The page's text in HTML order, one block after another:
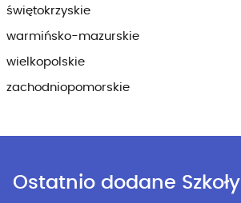
świętokrzyskie
warmińsko-mazurskie
wielkopolskie
zachodniopomorskie
Ostatnio dodane Szkoły